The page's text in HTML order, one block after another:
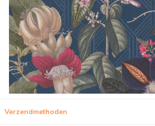
Verzendmethoden